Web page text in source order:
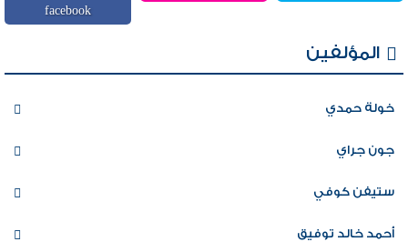
facebook
المؤلفين
خولة حمدي
جون جراي
ستيفن كوفي
أحمد خالد توفيق